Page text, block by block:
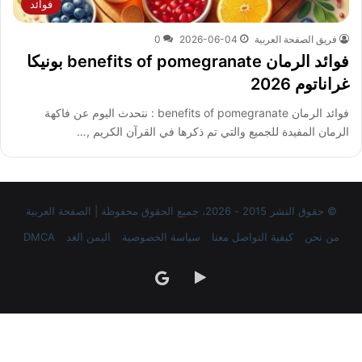
فوائد
فريق الصفحة العربية 2026-06-04
0
فوائد الرمان benefits of pomegranate بونيكا
غراناتوم 2026
فوائد الرمان benefits of pomegranate : نتحدث اليوم عن فاكهة
الرمان المفيدة للجميع والتي تم ذكرها في القرآن الكريم ,…
© حقوق النشر 2015 - 2026، جميع الحقوق محفوظة | الصفحة العربية
من نحن
كيفية التواصل معنا سياسة الخصوصية اليمن الغد DMCA
‏Google
Play
google
news